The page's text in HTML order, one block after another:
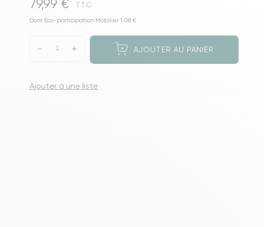
Voir tous les meubles de rangements
79,99 € TTC
Dont Éco-participation Mobilier 1.08 €
AJOUTER AU PANIER
Ajouter à une liste